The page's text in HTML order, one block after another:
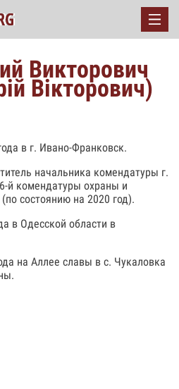
Викторович
Вікторович)
в г. Ивано-Франковск.
начальника комендатуры г.
й комендатуры охраны и
состоянию на 2020 год).
в Одесской области в
на Аллее славы в с. Чукаловка